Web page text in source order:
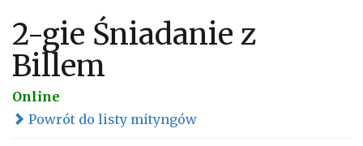
2-gie Śniadanie z
Billem
Online
Powrót do listy mityngów